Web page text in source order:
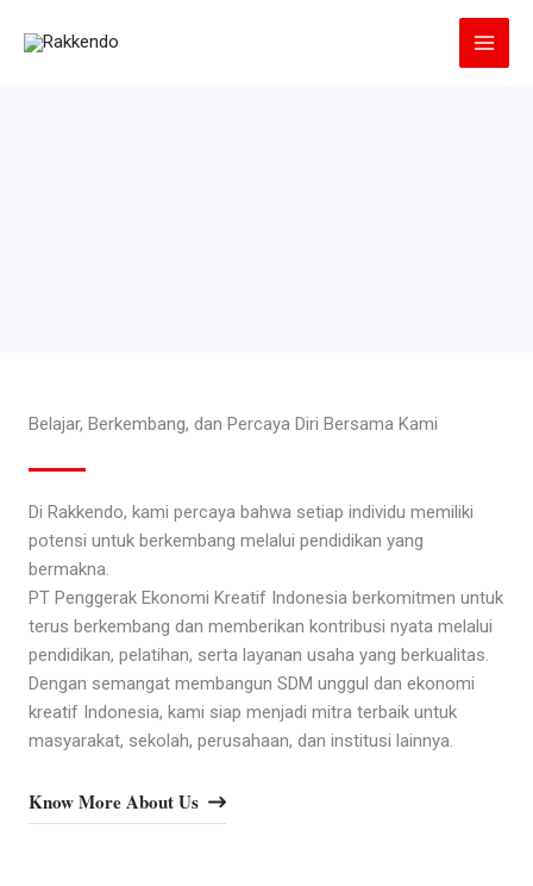
Belajar, Berkembang, dan Percaya Diri Bersama Kami
Di Rakkendo, kami percaya bahwa setiap individu memiliki
potensi untuk berkembang melalui pendidikan yang
bermakna.
PT Penggerak Ekonomi Kreatif Indonesia berkomitmen untuk
terus berkembang dan memberikan kontribusi nyata melalui
pendidikan, pelatihan, serta layanan usaha yang berkualitas.
Dengan semangat membangun SDM unggul dan ekonomi
kreatif Indonesia, kami siap menjadi mitra terbaik untuk
masyarakat, sekolah, perusahaan, dan institusi lainnya.
Know More About Us